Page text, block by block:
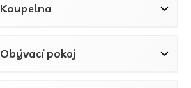
Koupelna
Obývací pokoj